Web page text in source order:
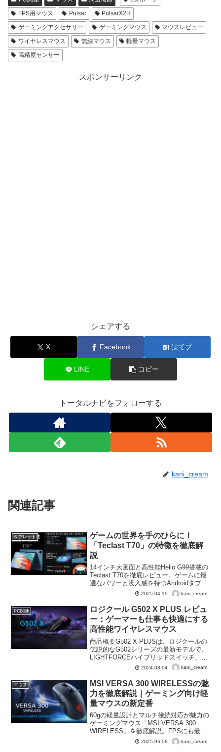
FPS用マウス
Pulsar
PulsarX2H
ゲーミングアクセサリー
ゲーミングマウス
マウスレビュー
ワイヤレスマウス
無線マウス
軽量マウス
高精度センサー
スポンサーリンク
シェアする
X Facebook はてブ
LINE コピー
トータルナビをフォローする
kani_cream
関連記事
タブレット
ゲームの世界を手のひらに！
「Teclast T70」の特徴を徹底解
説
14インチ大画面と高性能Helio G99搭載の
Teclast T70を徹底レビュー。ゲームに最
適なパワーと没入感を持つAndroidタブレ
ットの魅力を紹介！2025.04.19 kani_cream
PC関連
ロジクール G502 X PLUS レビュ
ー：ゲーマーも仕事も快適にする
高性能ワイヤレスマウス
商品概要G502 X PLUSは、ロジクールの
伝説的なG502シリーズの最新モデルで、
LIGHTFORCEハイブリッドスイッチ、
LIGHTSPEEDワイヤレス、LIGHTSYNC
RGB、およびHERO 25Kセンサーを搭載
しています。これ...
2024.08.04 kani_cream
マウス
MSI VERSA 300 WIRELESSの魅
力を徹底解説｜ゲーミング向け軽
量マウスの新定番
60gの軽量設計とマルチ接続対応が魅力の
ゲーミングマウス「MSI VERSA 300
WIRELESS」を徹底解説。FPSにも最適
な高精度センサー搭載。
2025.06.08 kani_cream